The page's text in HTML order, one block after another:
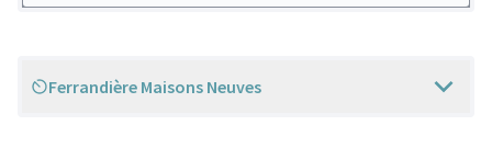
Scope
Ferrandière Maisons Neuves